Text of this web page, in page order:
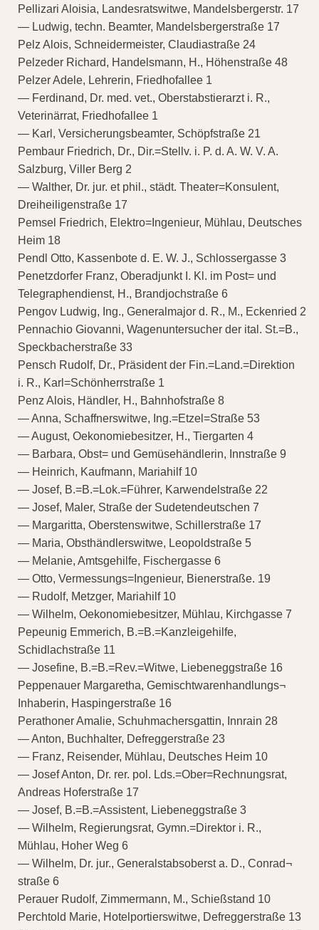
Pellizari Aloisia, Landesratswitwe, Mandelsbergerstr. 17
— Ludwig, techn. Beamter, Mandelsbergerstraße 17
Pelz Alois, Schneidermeister, Claudiastraße 24
Pelzeder Richard, Handelsmann, H., Höhenstraße 48
Pelzer Adele, Lehrerin, Friedhofallee 1
— Ferdinand, Dr. med. vet., Oberstabstierarzt i. R.,
Veterinärrat, Friedhofallee 1
— Karl, Versicherungsbeamter, Schöpfstraße 21
Pembaur Friedrich, Dr., Dir.=Stellv. i. P. d. A. W. V. A.
Salzburg, Viller Berg 2
— Walther, Dr. jur. et phil., städt. Theater=Konsulent,
Dreiheiligenstraße 17
Pemsel Friedrich, Elektro=Ingenieur, Mühlau, Deutsches
Heim 18
Pendl Otto, Kassenbote d. E. W. J., Schlossergasse 3
Penetzdorfer Franz, Oberadjunkt I. Kl. im Post= und
Telegraphendienst, H., Brandjochstraße 6
Pengov Ludwig, Ing., Generalmajor d. R., M., Eckenried 2
Pennachio Giovanni, Wagenuntersucher der ital. St.=B.,
Speckbacherstraße 33
Pensch Rudolf, Dr., Präsident der Fin.=Land.=Direktion
i. R., Karl=Schönherrstraße 1
Penz Alois, Händler, H., Bahnhofstraße 8
— Anna, Schaffnerswitwe, Ing.=Etzel=Straße 53
— August, Oekonomiebesitzer, H., Tiergarten 4
— Barbara, Obst= und Gemüsehändlerin, Innstraße 9
— Heinrich, Kaufmann, Mariahilf 10
— Josef, B.=B.=Lok.=Führer, Karwendelstraße 22
— Josef, Maler, Straße der Sudetendeutschen 7
— Margaritta, Oberstenswitwe, Schillerstraße 17
— Maria, Obsthändlerswitwe, Leopoldstraße 5
— Melanie, Amtsgehilfe, Fischergasse 6
— Otto, Vermessungs=Ingenieur, Bienerstraße. 19
— Rudolf, Metzger, Mariahilf 10
— Wilhelm, Oekonomiebesitzer, Mühlau, Kirchgasse 7
Pepeunig Emmerich, B.=B.=Kanzleigehilfe,
Schidlachstraße 11
— Josefine, B.=B.=Rev.=Witwe, Liebeneggstraße 16
Peppenauer Margaretha, Gemischtwarenhandlungs¬
Inhaberin, Haspingerstraße 16
Perathoner Amalie, Schuhmachersgattin, Innrain 28
— Anton, Buchhalter, Defreggerstraße 23
— Franz, Reisender, Mühlau, Deutsches Heim 10
— Josef Anton, Dr. rer. pol. Lds.=Ober=Rechnungsrat,
Andreas Hoferstraße 17
— Josef, B.=B.=Assistent, Liebeneggstraße 3
— Wilhelm, Regierungsrat, Gymn.=Direktor i. R.,
Mühlau, Hoher Weg 6
— Wilhelm, Dr. jur., Generalstabsoberst a. D., Conrad¬
straße 6
Perauer Rudolf, Zimmermann, M., Schießstand 10
Perchtold Marie, Hotelportierswitwe, Defreggerstraße 13